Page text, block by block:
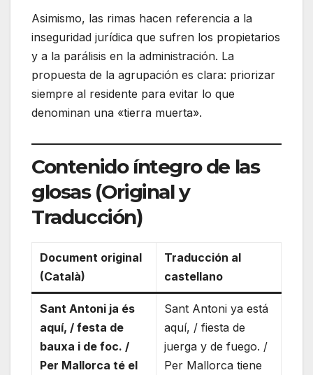
Asimismo, las rimas hacen referencia a la
inseguridad jurídica que sufren los propietarios
y a la parálisis en la administración. La
propuesta de la agrupación es clara: priorizar
siempre al residente para evitar lo que
denominan una «tierra muerta».
Contenido íntegro de las
glosas (Original y
Traducción)
Document original
(Català)
Traducción al
castellano
Sant Antoni ja és
aquí, / festa de
bauxa i de foc. /
Per Mallorca té el
Sant Antoni ya está
aquí, / fiesta de
juerga y de fuego. /
Per Mallorca tiene